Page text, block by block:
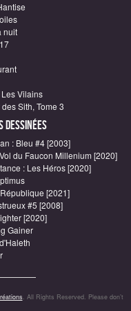
nuit
Vilains
Sith, Tome 3
Dessinées
: Bleu #4 [2003]
du Faucon Millenium [2020]
: Les Héros [2020]
[2021]
#5 [2008]
[2020]
Gainer
. All Rights Reserved. Please don’t